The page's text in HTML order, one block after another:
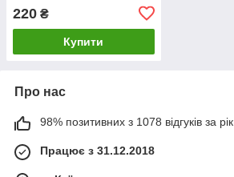
220 ₴
Купити
Про нас
98% позитивних з 1078 відгуків за рік
Працює з 31.12.2018